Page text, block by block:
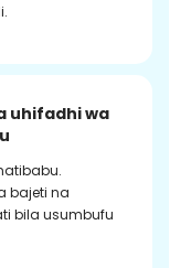
uhifadhi wa
bajeti na
bila usumbufu